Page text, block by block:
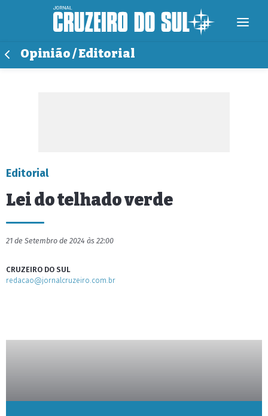
Opinião / Editorial
Editorial
Lei do telhado verde
21 de Setembro de 2024 às 22:00
CRUZEIRO DO SUL
redacao@jornalcruzeiro.com.br